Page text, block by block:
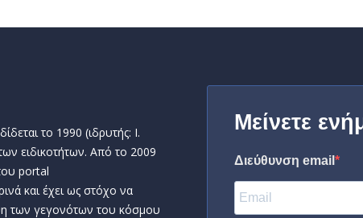
το 1990 (ιδρυτής: Ι.
ειδικοτήτων. Από το 2009
portal
και έχει ως στόχο να
των γεγονότων του κόσμου
Μείνετε
Διεύθυνση email